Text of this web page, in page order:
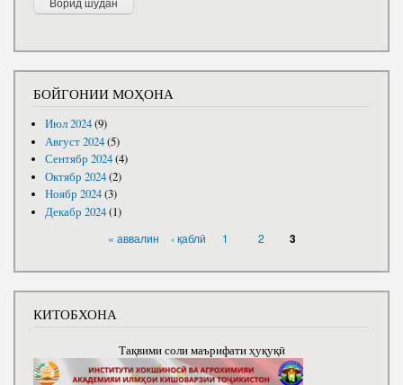
БОЙГОНИИ МОҲОНА
Июл 2024(9)
Август 2024(5)
Сентябр 2024(4)
Октябр 2024(2)
Ноябр 2024(3)
Декабр 2024(1)
« аввалин ‹ қаблӣ 1 2 3
КИТОБХОНА
Тақвими соли маърифати ҳуқуқӣ